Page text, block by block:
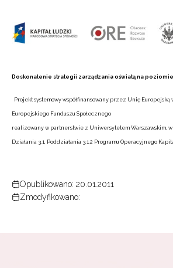
Doskonalenie strategii zarządzania oświatą na
Projekt systemowy współfinansowany przez Unię Europejską
Europejskiego Funduszu Społecznego
realizowany w partnerstwie z Uniwersytetem Warszawskim,
Działania 3.1, Poddziałania 3.1.2 Programu Operacyjnego
Opublikowano: 20.01.2011
Zmodyfikowano: